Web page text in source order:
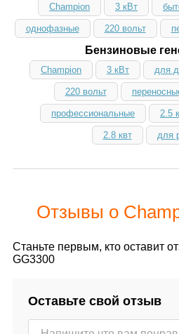
Champion 3 кВт
однофазные 220 вольт
Бензиновые
Champion 3 кВт для
220 вольт
профессиональные 2.5
2.8 квт для
Отзывы о
Станьте первым, кто оставит
GG3300
Оставьте свой отзыв